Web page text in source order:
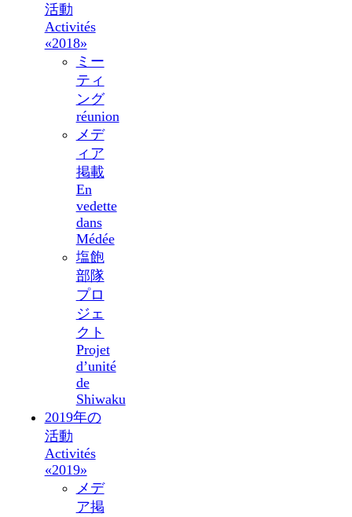
活動
Activités
«2018»
ミー
ティ
ング
réunion
メデ
ィア
掲載
En
vedette
dans
Médée
塩飽
部隊
プロ
ジェ
クト
Projet
d’unité
de
Shiwaku
2019年の
活動
Activités
«2019»
メデ
ア掲